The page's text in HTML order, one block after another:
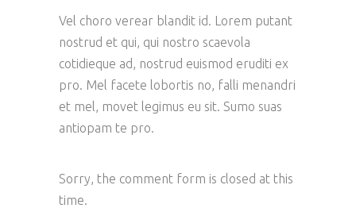
Vel choro verear blandit id. Lorem putant
nostrud et qui, qui nostro scaevola
cotidieque ad, nostrud euismod eruditi ex
pro. Mel facete lobortis no, falli menandri
et mel, movet legimus eu sit. Sumo suas
antiopam te pro.
Sorry, the comment form is closed at this
time.